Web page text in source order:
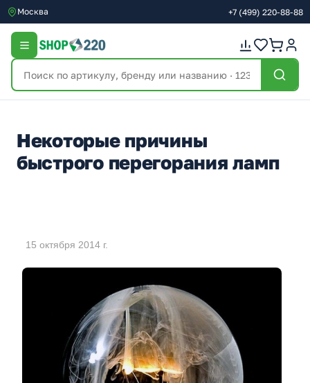
Москва +7 (499) 220-88-88
Некоторые причины
быстрого перегорания ламп
15 октября 2014 г.